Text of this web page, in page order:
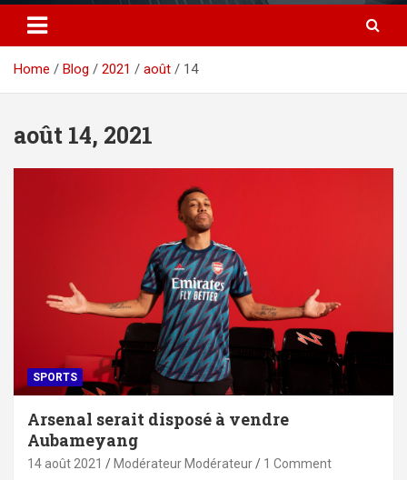
Home Blog 2021 août 14
août 14, 2021
SPORTS
Arsenal serait disposé à vendre
Aubameyang
14 août 2021 Modérateur Modérateur 1 Comment